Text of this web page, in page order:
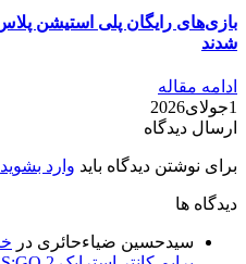
شدند
ادامه مقاله
1جولای2026
ارسال دیدگاه
برای نوشتن دیدگاه باید وارد بشوید
دیدگاه ها
سیدحسین ضیاءحائری در